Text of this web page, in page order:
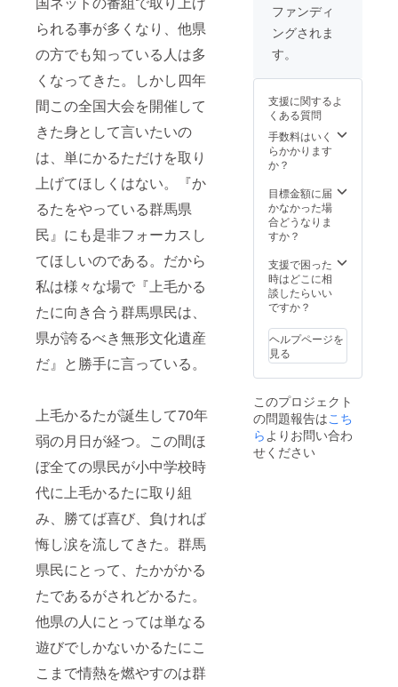
られる事が多くなり、他県
の方でも知っている人は多
くなってきた。しかし四年
間この全国大会を開催して
きた身として言いたいの
は、単にかるただけを取り
上げてほしくはない。『か
るたをやっている群馬県
民』にも是非フォーカスし
てほしいのである。だから
私は様々な場で『上毛かる
たに向き合う群馬県民は、
県が誇るべき無形文化遺産
だ』と勝手に言っている。
上毛かるたが誕生して70年
弱の月日が経つ。この間ほ
ぼ全ての県民が小中学校時
代に上毛かるたに取り組
み、勝てば喜び、負ければ
悔し涙を流してきた。群馬
県民にとって、たかがかる
たであるがされどかるた。
他県の人にとっては単なる
遊びでしかないかるたにこ
こまで情熱を燃やすのは群
す！
（2016/01/21)
ファンディ
ングされま
す。
支援に関するよ
くある質問
手数料はいく
らかかります
か？
目標金額に届
かなかった場
合どうなりま
すか？
支援で困った
時はどこに相
談したらいい
ですか？
ヘルプページを
見る
このプロジェクト
の問題報告はこち
ら よりお問い合わ
せください